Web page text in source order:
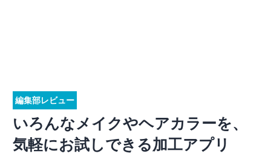
編集部レビュー
いろんなメイクやヘアカラーを、
気軽にお試しできる加工アプリ